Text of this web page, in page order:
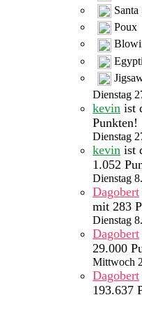
Poux
Dienstag
kevin ist
Punkten!
Dienstag
kevin ist
1.052
Dienstag
Dagobert
mit 283
Dienstag
Dagobert
29.000
Mittwoch
Dagobert
193.637